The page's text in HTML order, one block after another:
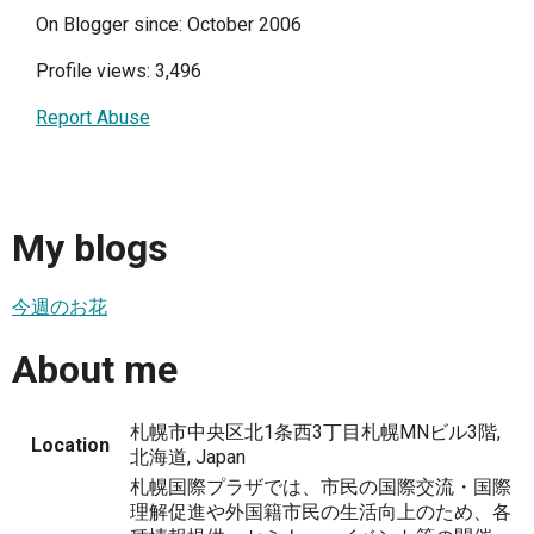
On Blogger since: October 2006
Profile views: 3,496
Report Abuse
My blogs
今週のお花
About me
Location
札幌市中央区北1条西3丁目札幌MNビル3階,
北海道, Japan
札幌国際プラザでは、市民の国際交流・国際
理解促進や外国籍市民の生活向上のため、各